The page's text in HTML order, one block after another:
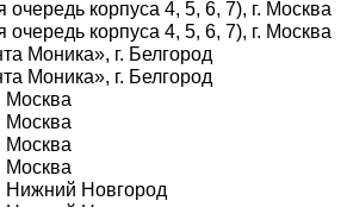
корпуса 4, 5, 6, 7), г. Москва
корпуса 4, 5, 6, 7), г. Москва
Моника», г. Белгород
Моника», г. Белгород
Москва
Москва
Москва
Москва
Нижний Новгород